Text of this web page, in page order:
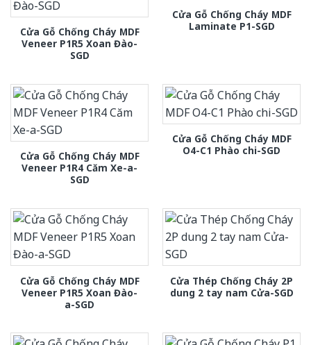
Cửa Gỗ Chống Cháy MDF
Veneer P1R5 Xoan Đào-
SGD
Cửa Gỗ Chống Cháy MDF
Laminate P1-SGD
Cửa Gỗ Chống Cháy MDF
Veneer P1R4 Căm Xe-a-
SGD
Cửa Gỗ Chống Cháy MDF
O4-C1 Phào chi-SGD
Cửa Gỗ Chống Cháy MDF
Veneer P1R5 Xoan Đào-
a-SGD
Cửa Thép Chống Cháy 2P
dung 2 tay nam Cửa-SGD